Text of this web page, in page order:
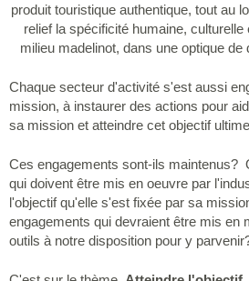
produit touristique authentique, tout au
relief la spécificité humaine,
milieu madelinot, dans une optique de
Chaque secteur d'activité s'est aussi
mission, à instaurer des actions pour
sa mission et atteindre cet objectif
Ces engagements sont-ils maintenus?
qui doivent être mis en oeuvre par
l'objectif qu'elle s'est fixée par sa
engagements qui devraient être mis en
outils à notre disposition pour y